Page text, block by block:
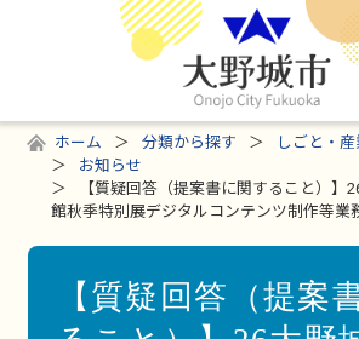
ホーム 分類から探す しごと・産
お知らせ
【質疑回答（提案書に関すること）】
館秋季特別展デジタルコンテンツ制作等業
【質疑回答（提案